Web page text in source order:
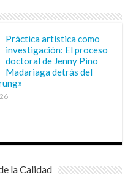
Práctica artística como
investigación: El proceso
doctoral de Jenny Pino
Madariaga detrás del
la Calidad